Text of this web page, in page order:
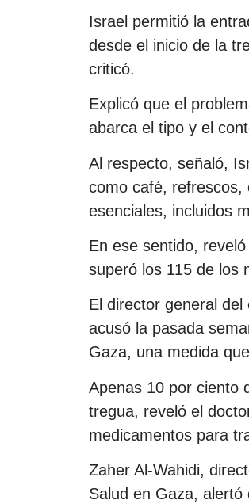
Israel permitió la
desde el inicio de la
criticó.
Explicó que el
abarca el tipo y el
Al respecto, señaló,
como café, refrescos,
esenciales, incluidos
En ese sentido,
superó los 115 de los
El director general
acusó la pasada
Gaza, una medida
Apenas 10 por ciento
tregua, reveló el
medicamentos para
Zaher Al-Wahidi,
Salud en Gaza,